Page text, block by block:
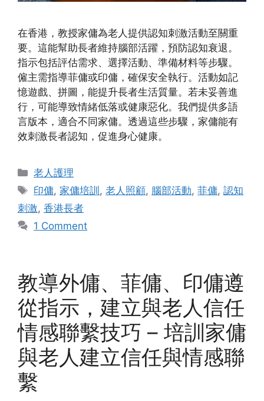
在香港，教授家傭為老人提供認知刺激活動至關重
要。這能幫助長者維持腦部活躍，預防認知衰退。
指示包括評估需求、選擇活動、準備材料等步驟。
僱主需指導菲傭或印傭，確保安全執行。活動如記
憶遊戲、拼圖，能提升長者生活質量。若未妥善進
行，可能導致情緒低落或健康惡化。我們提供多語
言版本，適合不同家傭。透過這些步驟，家傭能有
效刺激長者認知，促進身心健康。
Categories
老人護理
Tags
印傭, 家傭培訓 ,老人照顧, 腦部活動,菲傭,認知
刺激, 香港長者
1 Comment
教導外傭、菲傭、印傭遵
從指示，建立與老人信任
情感聯繫技巧 – 培訓家傭
與老人建立信任與情感聯
繫